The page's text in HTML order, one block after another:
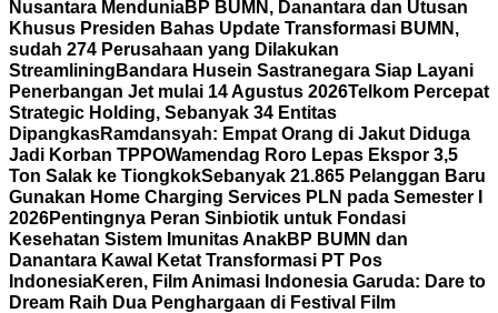
Nusantara MenduniaBP BUMN, Danantara dan Utusan
Khusus Presiden Bahas Update Transformasi BUMN,
sudah 274 Perusahaan yang Dilakukan
Streamlining Bandara Husein Sastranegara Siap Layani
Penerbangan Jet mulai 14 Agustus 2026Telkom Percepat
Strategic Holding, Sebanyak 34 Entitas
DipangkasRamdansyah: Empat Orang di Jakut Diduga
Jadi Korban TPPOWamendag Roro Lepas Ekspor 3,5
Ton Salak ke TiongkokSebanyak 21.865 Pelanggan Baru
Gunakan Home Charging Services PLN pada Semester I
2026Pentingnya Peran Sinbiotik untuk Fondasi
Kesehatan Sistem Imunitas AnakBP BUMN dan
Danantara Kawal Ketat Transformasi PT Pos
IndonesiaKeren, Film Animasi Indonesia Garuda: Dare to
Dream Raih Dua Penghargaan di Festival Film